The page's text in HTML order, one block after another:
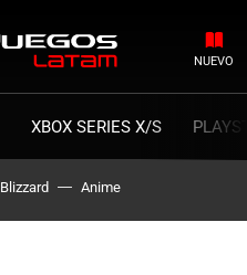
NUEVO
XBOX SERIES X/S
Blizzard Anime